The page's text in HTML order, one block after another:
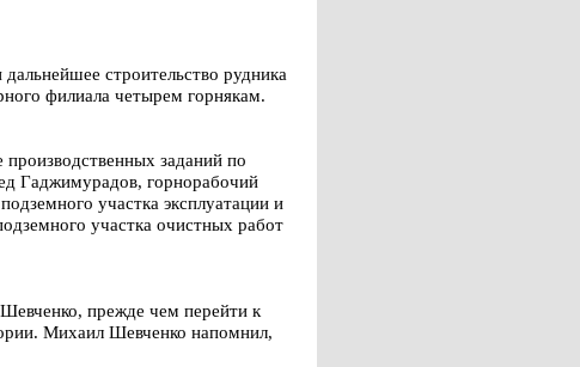
строительство рудника
филиала четырем горнякам.
заданий по
Гаджимурадов, горнорабочий
участка эксплуатации и
участка очистных работ
прежде чем перейти к
Михаил Шевченко напомнил,